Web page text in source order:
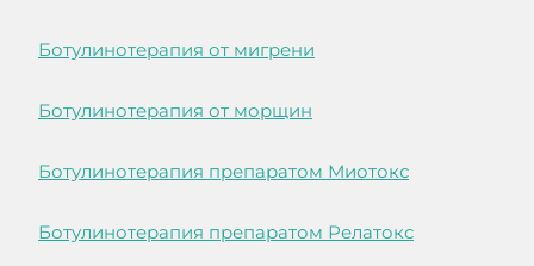
Ботулинотерапия от мигрени
Ботулинотерапия от морщин
Ботулинотерапия препаратом Миотокс
Ботулинотерапия препаратом Релатокс